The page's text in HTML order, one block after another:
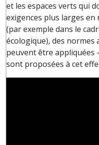
et les espaces verts qui
exigences plus larges
(par exemple dans le
écologique), des normes
peuvent être appliquées
sont proposées à cet